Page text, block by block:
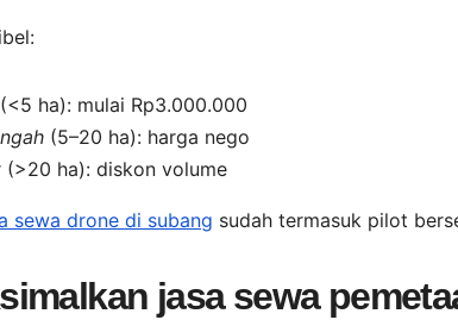
(<5 ha): mulai Rp3.000.000
(5–20 ha): harga nego
(>20 ha): diskon volume
sewa drone di subang sudah termasuk pilot
jasa sewa